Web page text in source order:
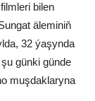
bilen
äleminiň
32 ýaşynda
günki günde
muşdaklaryna